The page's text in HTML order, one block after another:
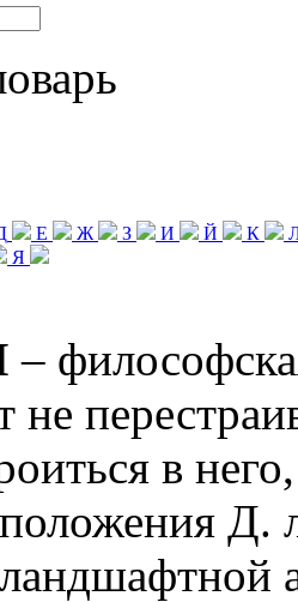
Е Ж З И Й К
Я
–
в
Д.